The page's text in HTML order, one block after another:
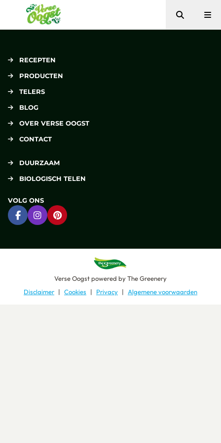
Verse Oogst
Zoeken
RECEPTEN
PRODUCTEN
TELERS
BLOG
OVER VERSE OOGST
CONTACT
DUURZAAM
BIOLOGISCH TELEN
VOLG ONS
Ga naar Facebook
Ga naar Instagram
Ga naar Pinterest
Verse Oogstpowered byThe Greenery
Disclaimer
Cookies Privacy Algemene voorwaarden